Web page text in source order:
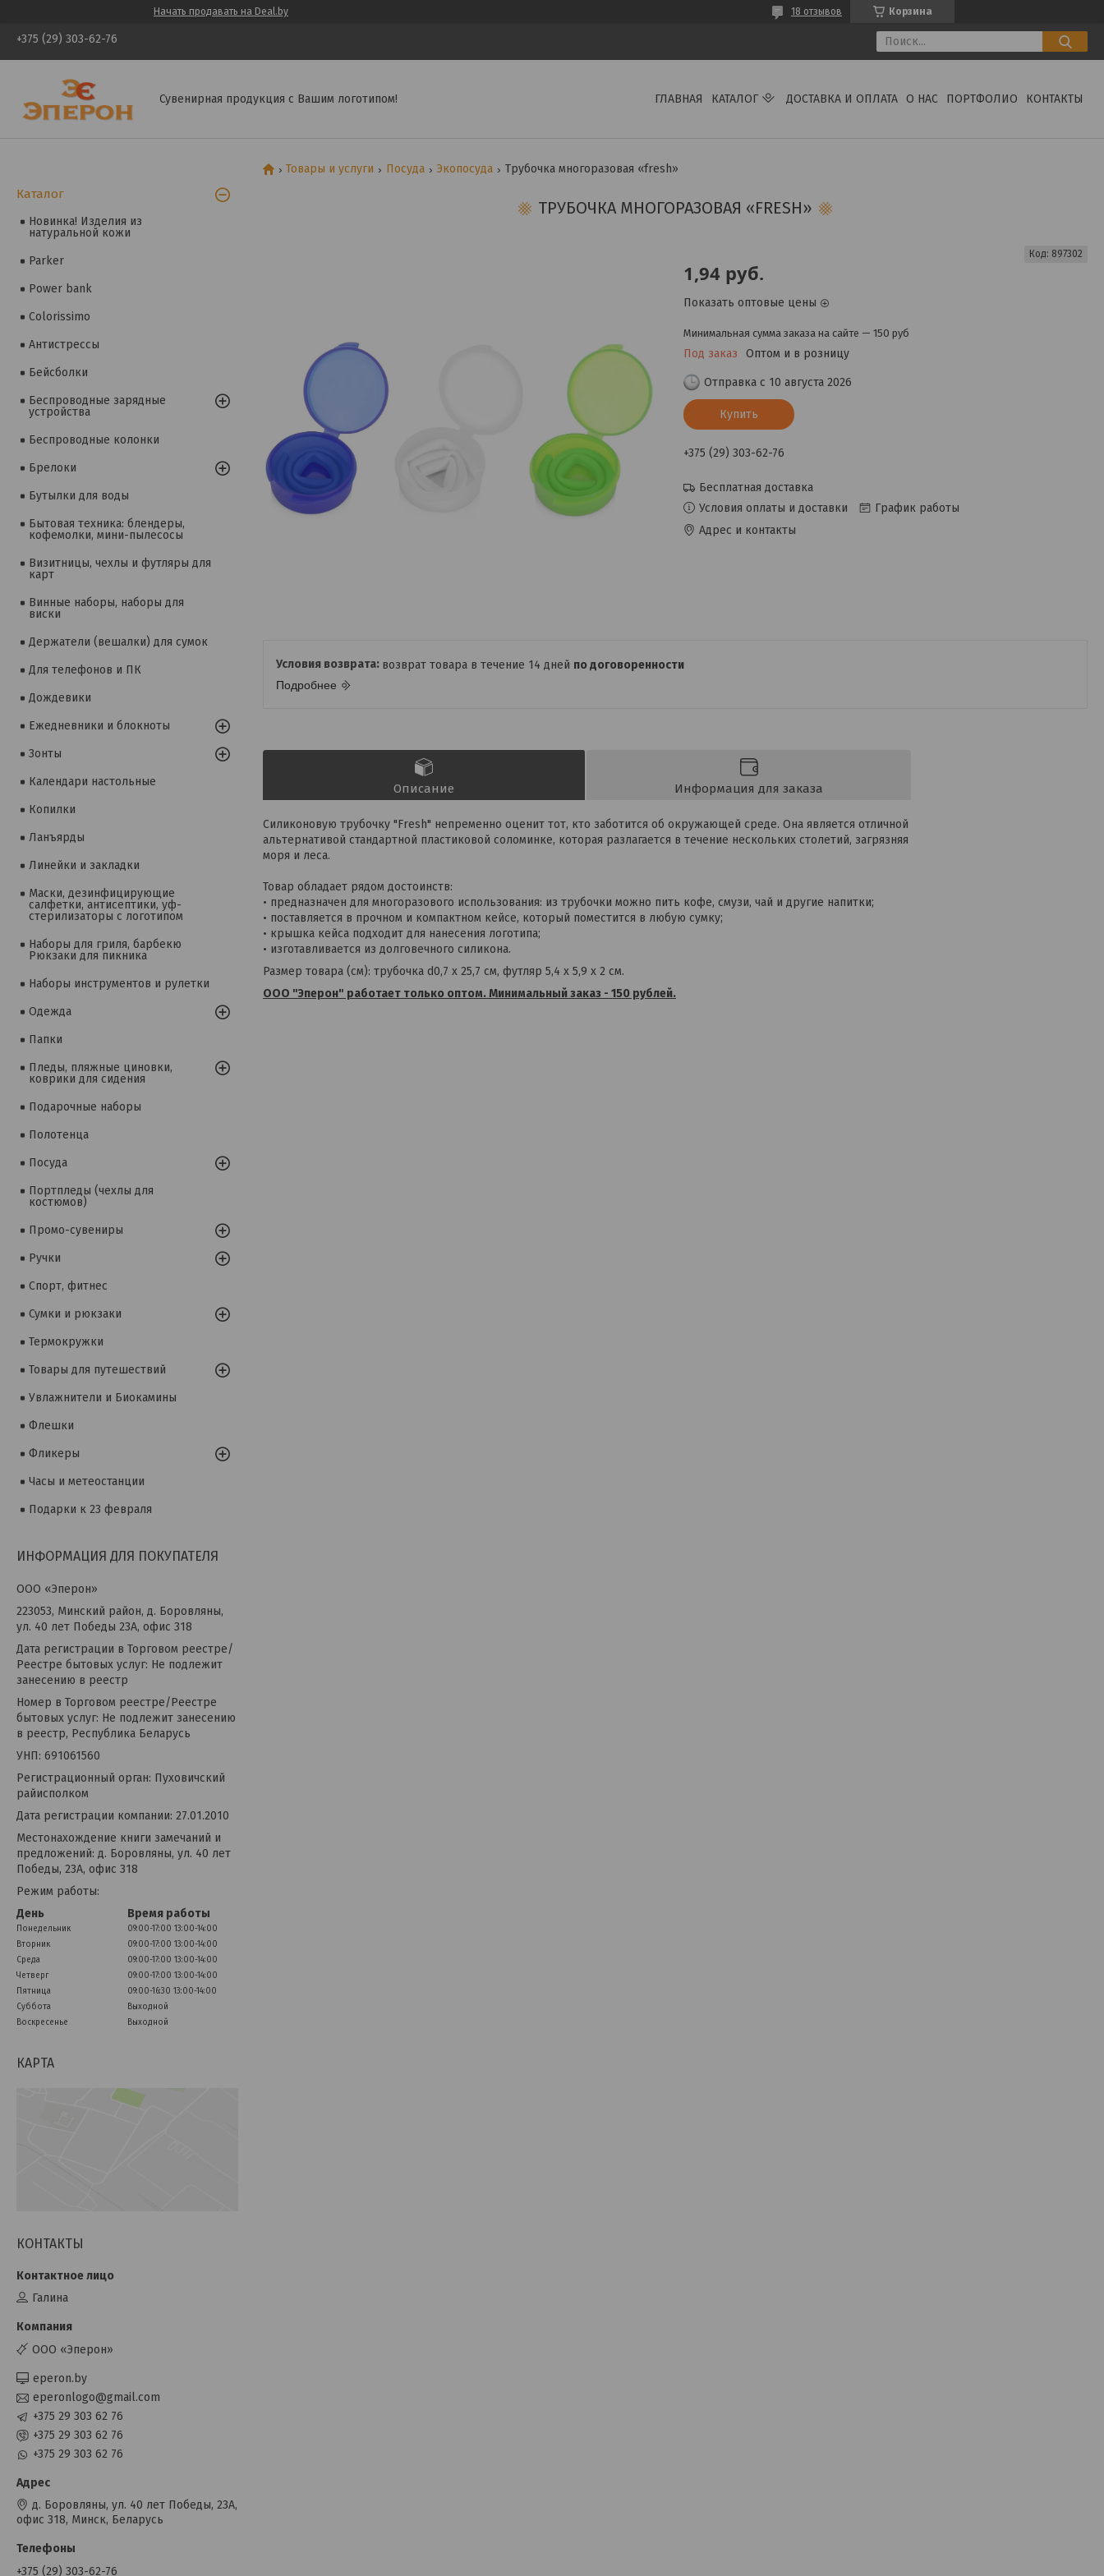
Начать продавать на Deal.by Корзина
18 отзывов
+375 (29) 303-62-76
Сувенирная продукция с Вашим логотипом! ГЛАВНАЯ КАТАЛОГ ДОСТАВКА И ОПЛАТА О НАС ПОРТФОЛИО КОНТАКТЫ
Товары и услуги Посуда Экопосуда Трубочка многоразовая «fresh»
ТРУБОЧКА МНОГОРАЗОВАЯ «FRESH»
1,94 руб.
Показать оптовые цены
Минимальная сумма заказа на сайте — 150 руб
Под заказ Оптом и в розницу
Код: 897302
Отправка с 10 августа 2026
Купить
+375 (29) 303-62-76
Бесплатная доставка
Условия оплаты и доставки
График работы
Адрес и контакты
возврат товара в течение 14 дней по договоренности
Подробнее
Описание Информация для заказа
Силиконовую трубочку "Fresh" непременно оценит тот, кто заботится об окружающей среде. Она является отличной
альтернативой стандартной пластиковой соломинке, которая разлагается в течение нескольких столетий, загрязняя
моря и леса.
Товар обладает рядом достоинств:
• предназначен для многоразового использования: из трубочки можно пить кофе, смузи, чай и другие напитки;
• поставляется в прочном и компактном кейсе, который поместится в любую сумку;
• крышка кейса подходит для нанесения логотипа;
• изготавливается из долговечного силикона.
Размер товара (см): трубочка d0,7 х 25,7 см, футляр 5,4 х 5,9 х 2 см.
ООО "Эперон" работает только оптом. Минимальный заказ - 150 рублей.
Каталог
Новинка! Изделия из
натуральной кожи
Parker
Power bank
Colorissimo
Антистрессы
Бейсболки
Беспроводные зарядные
устройства
Беспроводные колонки
Брелоки
Бутылки для воды
Бытовая техника: блендеры,
кофемолки, мини-пылесосы
Визитницы, чехлы и футляры для
карт
Винные наборы, наборы для
виски
Держатели (вешалки) для сумок
Для телефонов и ПК
Дождевики
Ежедневники и блокноты
Зонты
Календари настольные
Копилки
Ланъярды
Линейки и закладки
Маски, дезинфицирующие
салфетки, антисептики, уф-
стерилизаторы с логотипом
Наборы для гриля, барбекю
Рюкзаки для пикника
Наборы инструментов и рулетки
Одежда
Папки
Пледы, пляжные циновки,
коврики для сидения
Подарочные наборы
Полотенца
Посуда
Портпледы (чехлы для
костюмов)
Промо-сувениры
Ручки
Спорт, фитнес
Сумки и рюкзаки
Термокружки
Товары для путешествий
Увлажнители и Биокамины
Флешки
Фликеры
Часы и метеостанции
Подарки к 23 февраля
ИНФОРМАЦИЯ ДЛЯ ПОКУПАТЕЛЯ
OOO «Эперон»
223053, Минский район, д. Боровляны,
ул. 40 лет Победы 23А, офис 318
Дата регистрации в Торговом реестре/
Реестре бытовых услуг: Не подлежит
занесению в реестр
Номер в Торговом реестре/Реестре
бытовых услуг: Не подлежит занесению
в реестр, Республика Беларусь
УНП: 691061560
Регистрационный орган: Пуховичский
райисполком
Дата регистрации компании: 27.01.2010
Местонахождение книги замечаний и
предложений: д. Боровляны, ул. 40 лет
Победы, 23А, офис 318
Режим работы:
День
Время работы
Понедельник 09:00-17:00 13:00-14:00
Вторник
09:00-17:00 13:00-14:00
Среда
09:00-17:00 13:00-14:00
Четверг
09:00-17:00 13:00-14:00
Пятница
09:00-16:30 13:00-14:00
Суббота
Выходной
Воскресенье
Выходной
КАРТА
КОНТАКТЫ
Галина
OOO «Эперон»
eperon.by
eperonlogo@gmail.com
+375 29 303 62 76
+375 29 303 62 76
+375 29 303 62 76
д. Боровляны, ул. 40 лет Победы, 23А,
офис 318, Минск, Беларусь
+375 (29) 303-62-76